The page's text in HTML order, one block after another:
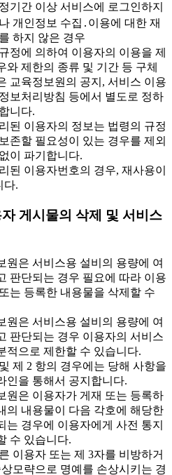
기간 이상 서비스에 로그인하지
개인정보 수집․이용에 대한 재
하지 않은 경우
정에 의하여 이용자의 이용을 제
와 제한의 종류 및 기간 등 구체
교육정보원의 공지, 서비스 이용
보처리방침 등에서 별도로 정하
니다.
된 이용자의 정보는 법령의 규정
존할 필요성이 있는 경우를 제외
이 파기합니다.
된 이용자번호의 경우, 재사용이
다.
게시물의 삭제 및 서비스
은 서비스용 설비의 용량에 여
판단되는 경우 필요에 따라 이용
는 등록한 내용물을 삭제할 수
은 서비스용 설비의 용량에 여
판단되는 경우 이용자의 서비스
적으로 제한할 수 있습니다.
제 2 항의 경우에는 당해 사항을
인을 통해서 공지합니다.
원은 이용자가 게재 또는 등록하
의 내용물이 다음 각호에 해당한
는 경우에 이용자에게 사전 통지
수 있습니다.
이용자 또는 제 3자를 비방하거
모략으로 명예를 손상시키는 경